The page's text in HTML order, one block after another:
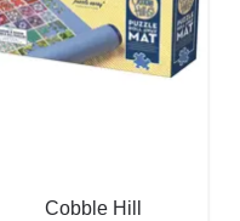
Cobble Hill